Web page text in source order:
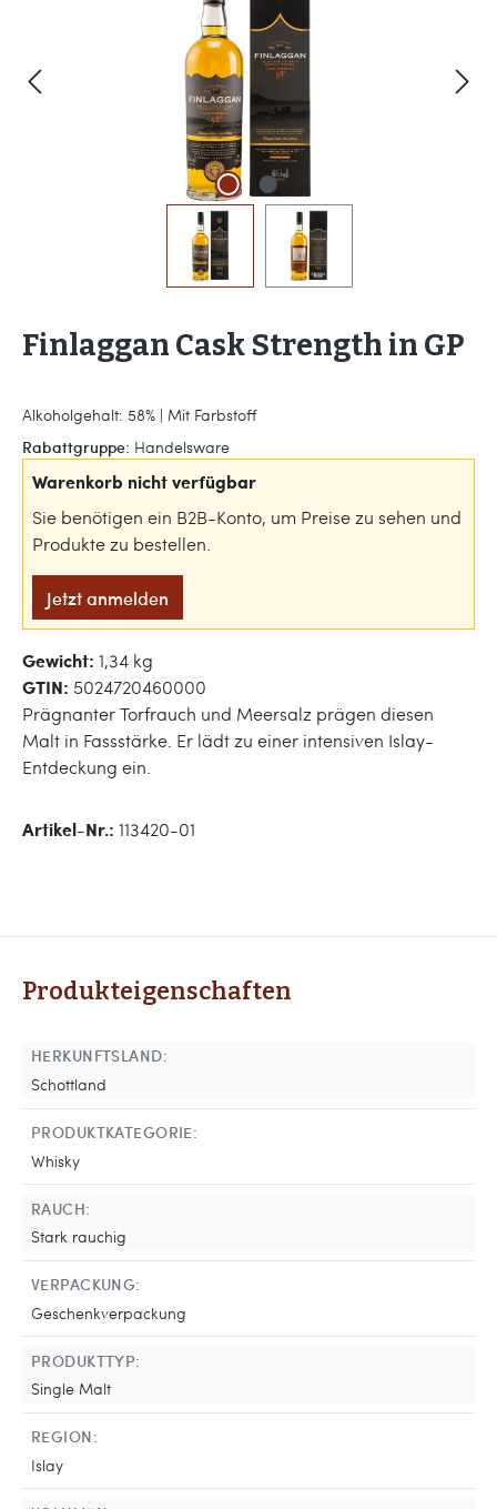
Finlaggan Cask Strength in GP
Alkoholgehalt: 58% | Mit Farbstoff
Rabattgruppe: Handelsware
Warenkorb nicht verfügbar
Sie benötigen ein B2B-Konto, um Preise zu sehen und
Produkte zu bestellen.
Jetzt anmelden
Gewicht: 1,34 kg
GTIN: 5024720460000
Prägnanter Torfrauch und Meersalz prägen diesen
Malt in Fassstärke. Er lädt zu einer intensiven Islay-
Entdeckung ein.
Artikel-Nr.: 113420-01
Produkteigenschaften
HERKUNFTSLAND:
Schottland
PRODUKTKATEGORIE:
Whisky
RAUCH:
Stark rauchig
VERPACKUNG:
Geschenkverpackung
PRODUKTTYP:
Single Malt
REGION:
Islay